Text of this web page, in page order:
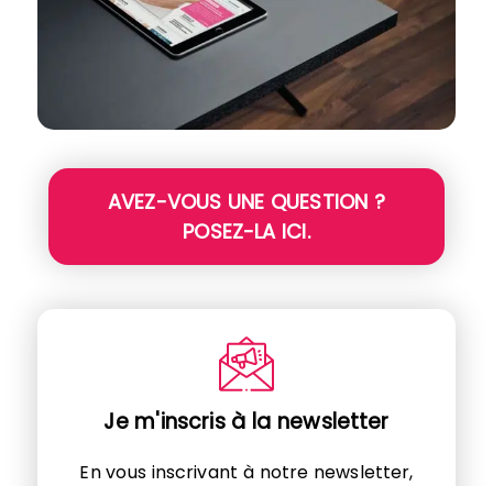
AVEZ-VOUS UNE QUESTION ?
POSEZ-LA ICI.
Je m'inscris à la newsletter
En vous inscrivant à notre newsletter,